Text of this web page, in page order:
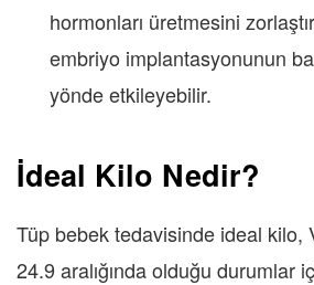
hormonları üretmesini
embriyo implantasyonunun
yönde etkileyebilir.
İdeal Kilo Nedir?
Tüp bebek tedavisinde ideal kilo,
24.9 aralığında olduğu durumlar